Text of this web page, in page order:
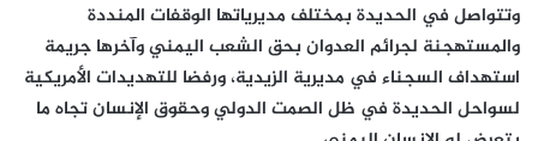
وتتواصل في الحديدة بمختلف مديرياتها الوقفات المنددة
والمستهجنة لجرائم العدوان بحق الشعب اليمني وآخرها جريمة
استهداف السجناء في مديرية الزيدية، ورفضا للتهديدات الأمريكية
لسواحل الحديدة في ظل الصمت الدولي وحقوق الإنسان تجاه ما